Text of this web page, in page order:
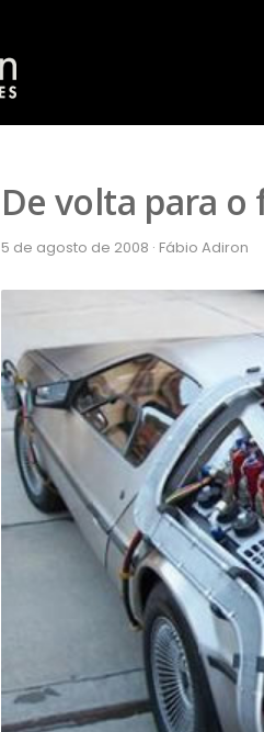
De volta para
5 de agosto de 2008 · Fábio Adiron